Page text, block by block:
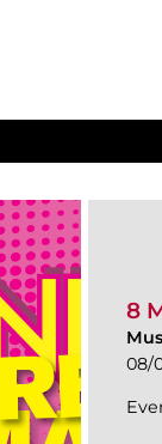
8
08/